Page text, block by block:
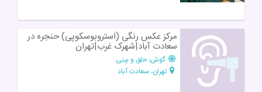
مرکز عکس رنگی (استروبوسکوپی) حنجره در
سعادت آباد|شهرک غرب|تهران
گوش، حلق و بینی
تهران، سعادت آباد